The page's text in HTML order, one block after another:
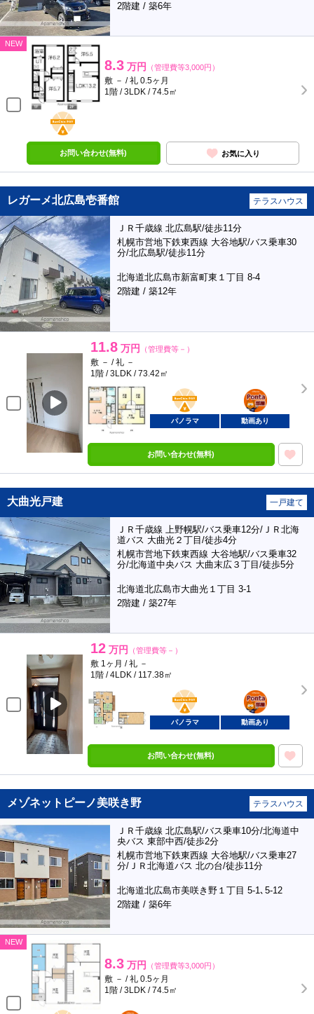
2階建 / 築6年
NEW
8.3 万円 （管理費等3,000円）
敷 － / 礼 0.5ヶ月
1階 / 3LDK / 74.5㎡
BunChinPAY
お問い合わせ(無料) お気に入り
レガーメ北広島壱番館 テラスハウス
ＪＲ千歳線 北広島駅/徒歩11分
札幌市営地下鉄東西線 大谷地駅/バス乗車30
分/北広島駅/徒歩11分
北海道北広島市新富町東１丁目 8-4
2階建 / 築12年
11.8 万円 （管理費等－）
敷 － / 礼 －
1階 / 3LDK / 73.42㎡
BunChinPAY
ポンタ
部屋
パノラマ 動画あり
お問い合わせ(無料)
大曲光戸建 一戸建て
ＪＲ千歳線 上野幌駅/バス乗車12分/ＪＲ北海
道バス 大曲光２丁目/徒歩4分
札幌市営地下鉄東西線 大谷地駅/バス乗車32
分/北海道中央バス 大曲末広３丁目/徒歩5分
北海道北広島市大曲光１丁目 3-1
2階建 / 築27年
12 万円 （管理費等－）
敷 1ヶ月 / 礼 －
1階 / 4LDK / 117.38㎡
BunChinPAY
ポンタ
部屋
パノラマ 動画あり
お問い合わせ(無料)
メゾネットピーノ美咲き野 テラスハウス
ＪＲ千歳線 北広島駅/バス乗車10分/北海道中
央バス 東部中西/徒歩2分
札幌市営地下鉄東西線 大谷地駅/バス乗車27
分/ＪＲ北海道バス 北の台/徒歩11分
北海道北広島市美咲き野１丁目 5-1､5-12
2階建 / 築6年
NEW
8.3 万円 （管理費等3,000円）
敷 － / 礼 0.5ヶ月
1階 / 3LDK / 74.5㎡